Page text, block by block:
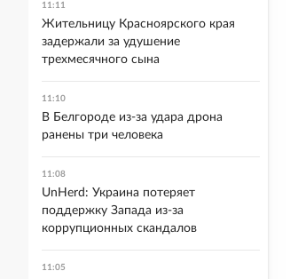
11:11
Жительницу Красноярского края
задержали за удушение
трехмесячного сына
11:10
В Белгороде из-за удара дрона
ранены три человека
11:08
UnHerd: Украина потеряет
поддержку Запада из-за
коррупционных скандалов
11:05